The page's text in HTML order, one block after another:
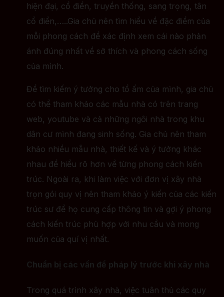
hiện đại, cổ điển, truyền thống, sang trọng, tân
cổ điển,…..Gia chủ nên tìm hiểu về đặc điểm của
mỗi phong cách để xác định xem cái nào phản
ánh đúng nhất về sở thích và phong cách sống
của mình.
Để tìm kiếm ý tưởng cho tổ ấm của mình, gia chủ
có thể tham khảo các mẫu nhà có trên trang
web, youtube và cả những ngôi nhà trong khu
dân cư mình đang sinh sống. Gia chủ nên tham
khảo nhiều mẫu nhà, thiết kế và ý tưởng khác
nhau để hiểu rõ hơn về từng phong cách kiến
trúc. Ngoài ra, khi làm việc với đơn vị xây nhà
trọn gói quy vị nên tham khảo ý kiến của các kiến
trúc sư để họ cung cấp thông tin và gợi ý phong
cách kiến trúc phù hợp với nhu cầu và mong
muốn của quí vị nhất.
Chuẩn bị các vấn đề pháp lý trước khi xây nhà
Trong quá trình xây nhà, việc tuân thủ các quy